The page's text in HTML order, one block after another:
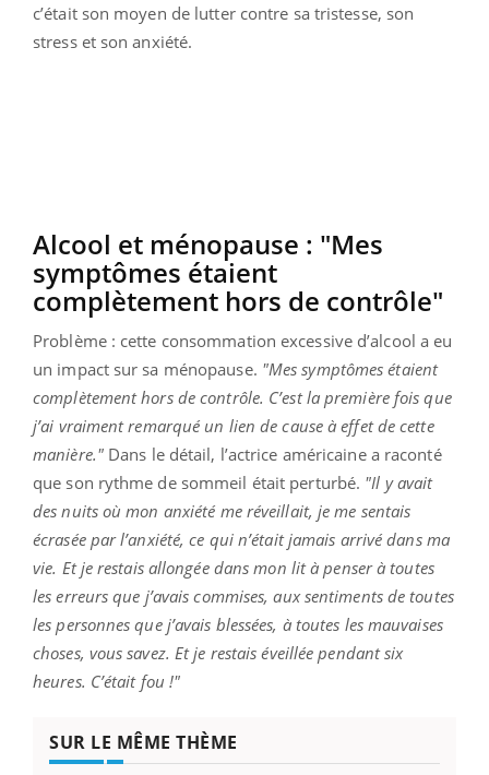
c’était son moyen de lutter contre sa tristesse, son
stress et son anxiété.
Alcool et ménopause : "Mes
symptômes étaient
complètement hors de contrôle"
Problème : cette consommation excessive d’alcool a eu
un impact sur sa ménopause. "Mes symptômes étaient
complètement hors de contrôle. C’est la première fois que
j’ai vraiment remarqué un lien de cause à effet de cette
manière."Dans le détail, l’actrice américaine a raconté
que son rythme de sommeil était perturbé. "Il y avait
des nuits où mon anxiété me réveillait, je me sentais
écrasée par l’anxiété, ce qui n’était jamais arrivé dans ma
vie. Et je restais allongée dans mon lit à penser à toutes
les erreurs que j’avais commises, aux sentiments de toutes
les personnes que j’avais blessées, à toutes les mauvaises
choses, vous savez. Et je restais éveillée pendant six
heures. C’était fou !"
SUR LE MÊME THÈME